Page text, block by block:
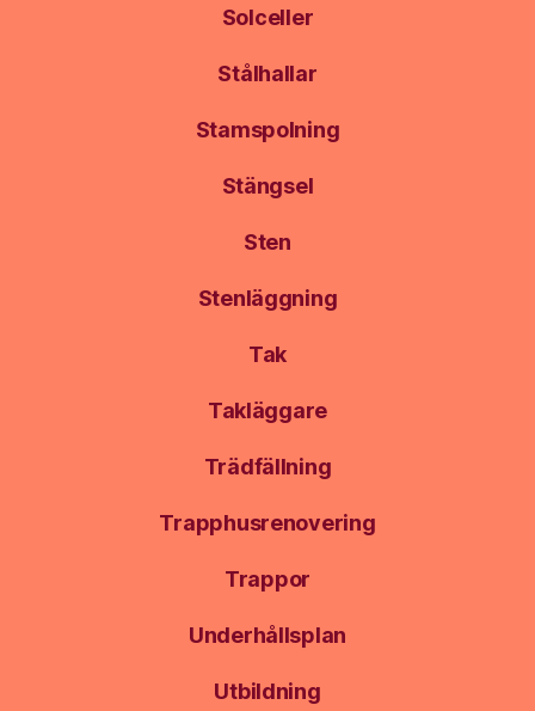
Solceller
Stålhallar
Stamspolning
Stängsel
Sten
Stenläggning
Tak
Takläggare
Trädfällning
Trapphusrenovering
Trappor
Underhållsplan
Utbildning